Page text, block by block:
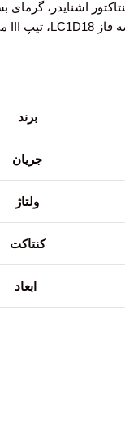
اشنایدر، گرمای
برند
جریان
ولتاژ
کنتاکت
ابعاد